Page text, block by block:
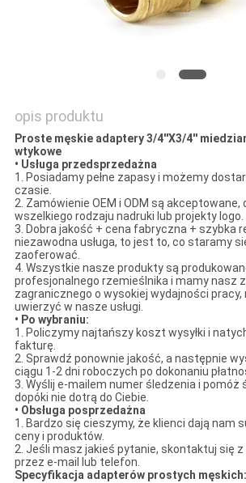
opis produktu
Proste męskie adaptery 3/4''X3/4''
wtykowe
• Usługa przedsprzedażna
1. Posiadamy pełne zapasy i możemy
czasie.
2. Zamówienie OEM i ODM są
wszelkiego rodzaju nadruki lub projekty logo.
3. Dobra jakość + cena fabryczna + szybka
niezawodna usługa, to jest to, co staramy
zaoferować.
4. Wszystkie nasze produkty są
profesjonalnego rzemieślnika i mamy nasz
zagranicznego o wysokiej wydajności pracy,
uwierzyć w nasze usługi.
• Po wybraniu:
1. Policzymy najtańszy koszt wysyłki i
fakturę.
2. Sprawdź ponownie jakość, a następnie
ciągu 1-2 dni roboczych po dokonaniu
3. Wyślij e-mailem numer śledzenia i pomóż
dopóki nie dotrą do Ciebie.
• Obsługa posprzedażna
1. Bardzo się cieszymy, że klienci dają nam
ceny i produktów.
2. Jeśli masz jakieś pytanie, skontaktuj się
przez e-mail lub telefon.
Specyfikacja adapterów prostych męskich: